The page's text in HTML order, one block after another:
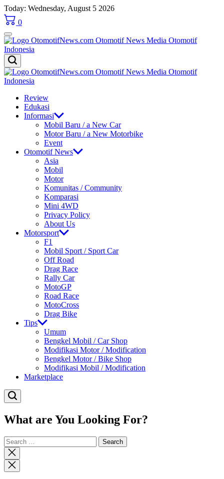
Skip
to
content
Today: Wednesday, August 5 2026
0
OtomotifNews.com
OtomotifNews.com
Review
Edukasi
Informasi
Mobil Baru / a New Car
Motor Baru / a New Motorbike
Event
Otomotif News
Asia
Mobil
Motor
Komunitas / Community
Komparasi
Mini 4WD
Privacy Policy
About Us
Motorsport
F1
Mobil Sport / Sport Car
Off Road
Drag Race
Rally Car
MotoGP
Road Race
MotoCross
Drag Bike
Tips
Umum
Bengkel Mobil / Car Shop
Modifikasi Motor / Modification
Bengkel Motor / Bike Shop
Modifikasi Mobil / Modification
Marketplace
What are You Looking For?
Search
for:
Close
search